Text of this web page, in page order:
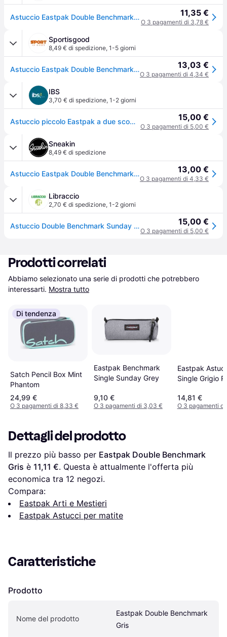
Astuccio Eastpak Double Benchmark grigio chiaro - Grey 11,35 €
O 3 pagamenti di 3,78 €
Sportisgood
8,49 € di spedizione, 1-5 giorni
Astuccio Eastpak Double Benchmark - Gris 13,03 €
O 3 pagamenti di 4,34 €
IBS
3,70 € di spedizione, 1-2 giorni
Astuccio piccolo Eastpak a due scomparti Double Benchmark Sunday Grey Ab 15,00 €
O 3 pagamenti di 5,00 €
Sneakin
8,49 € di spedizione
Astuccio Eastpak Double Benchmark - Gris 13,00 €
O 3 pagamenti di 4,33 €
Libraccio
2,70 € di spedizione, 1-2 giorni
Astuccio Double Benchmark Sunday Grey Ab Eastpak 15,00 €
O 3 pagamenti di 5,00 €
Prodotti correlati
Abbiamo selezionato una serie di prodotti che potrebbero
interessarti. Mostra tutto
Di tendenza
Satch Pencil Box Mint
Phantom
24,99 €
O 3 pagamenti di 8,33 €
Eastpak Benchmark
Single Sunday Grey
9,10 €
O 3 pagamenti di 3,03 €
Eastpak
Single Grigio
14,81 €
O 3 pagamenti
Dettagli del prodotto
Il prezzo più basso per Eastpak Double Benchmark
Gris è 11,11 €. Questa è attualmente l'offerta più
economica tra 12 negozi.
Compara:
Eastpak Arti e Mestieri
Eastpak Astucci per matite
Caratteristiche
Prodotto
Nome del prodotto
Eastpak Double Benchmark
Gris